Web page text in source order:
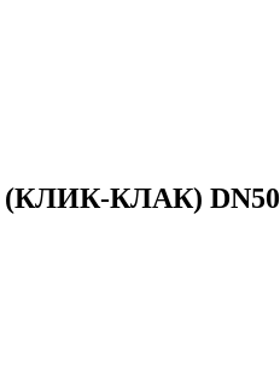
(КЛИК-КЛАК) DN50